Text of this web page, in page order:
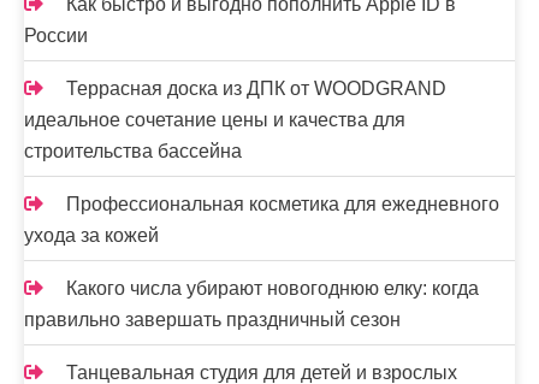
Как быстро и выгодно пополнить Apple ID в
России
Террасная доска из ДПК от WOODGRAND
идеальное сочетание цены и качества для
строительства бассейна
Профессиональная косметика для ежедневного
ухода за кожей
Какого числа убирают новогоднюю елку: когда
правильно завершать праздничный сезон
Танцевальная студия для детей и взрослых